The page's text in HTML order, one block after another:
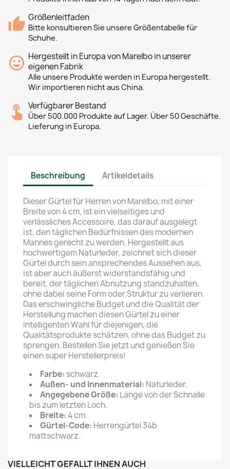
Größenleitfaden
Bitte konsultieren Sie unsere Größentabelle für
Schuhe.
Hergestellt in Europa von Marelbo in unserer
eigenen Fabrik
Alle unsere Produkte werden in Europa hergestellt.
Wir importieren nicht aus China.
Verfügbarer Bestand
Über 500.000 Produkte auf Lager. Über 50 Geschäfte.
Lieferung in Europa.
Beschreibung Artikeldetails
Dieser Gürtel für Herren von Marelbo, mit einer
Breite von 4 cm, ist ein vielseitiges und
verlässliches Accessoire, das darauf ausgelegt
ist, den täglichen Bedürfnissen des modernen
Mannes gerecht zu werden. Hergestellt aus
hochwertigem Naturleder, zeichnet sich dieser
Gürtel durch sein ansprechendes Aussehen aus,
ist aber auch äußerst widerstandsfähig und
bereit, der täglichen Abnutzung standzuhalten,
ohne dabei seine Form oder Struktur zu verlieren.
Das erschwingliche Budget und die Qualität der
Herstellung machen diesen Gürtel zu einer
intelligenten Wahl für diejenigen, die
Qualitätsprodukte schätzen, ohne das Budget zu
sprengen. Bestellen Sie jetzt und genießen Sie
einen super Herstellerpreis!
Farbe: schwarz.
Außen- und Innenmaterial: Naturleder.
Angegebene Größe: Länge von der Schnalle
bis zum letzten Loch.
Breite:4 cm.
Gürtel-Code: Herrengürtel 34b
mattschwarz.
VIELLEICHT GEFÄLLT IHNEN AUCH